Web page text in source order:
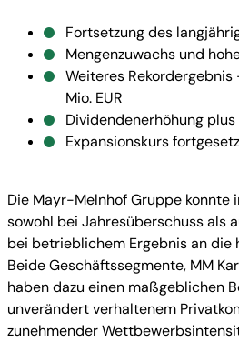
Fortsetzung des
Mengenzuwachs und
Weiteres Rekordergebnis
Mio. EUR
Dividendenerhöhung
Expansionskurs
Die Mayr-Melnhof Gruppe konnte
sowohl bei Jahresüberschuss als
bei betrieblichem Ergebnis an
Beide Geschäftssegmente, MM
haben dazu einen maßgeblichen
unverändert verhaltenem
zunehmender